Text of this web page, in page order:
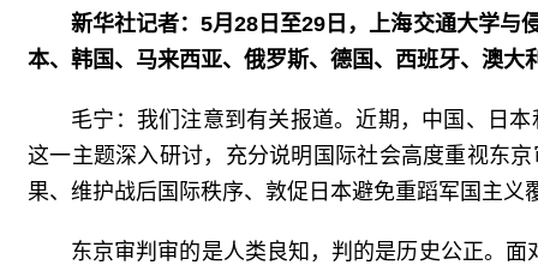
新华社记者：5月28日至29日，上海交通大学与
本、韩国、马来西亚、俄罗斯、德国、西班牙、澳
毛宁：我们注意到有关报道。近期，中国、日
这一主题深入研讨，充分说明国际社会高度重视东
果、维护战后国际秩序、敦促日本避免重蹈军国主义
东京审判审的是人类良知，判的是历史公正。